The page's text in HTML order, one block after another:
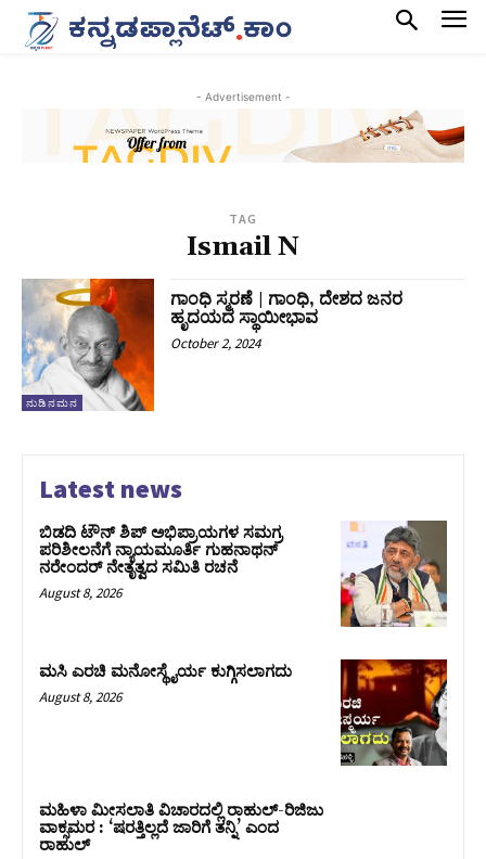
- Advertisement -
TAG
Ismail N
ನುಡಿನಮನ
ಗಾಂಧಿ ಸ್ಮರಣೆ | ಗಾಂಧಿ, ದೇಶದ ಜನರ
ಹೃದಯದ ಸ್ಥಾಯೀಭಾವ
October 2, 2024
Latest news
ಬಿಡದಿ ಟೌನ್ ಶಿಪ್ ಅಭಿಪ್ರಾಯಗಳ ಸಮಗ್ರ
ಪರಿಶೀಲನೆಗೆ ನ್ಯಾಯಮೂರ್ತಿ ಗುಹನಾಥನ್
ನರೇಂದರ್ ನೇತೃತ್ವದ ಸಮಿತಿ ರಚನೆ
August 8, 2026
ಮಸಿ ಎರಚಿ ಮನೋಸ್ಥೈರ್ಯ ಕುಗ್ಗಿಸಲಾಗದು
August 8, 2026
ಮಹಿಳಾ ಮೀಸಲಾತಿ ವಿಚಾರದಲ್ಲಿ ರಾಹುಲ್‌-ರಿಜಿಜು
ವಾಕ್ಸಮರ : ‘ಷರತ್ತಿಲ್ಲದೆ ಜಾರಿಗೆ ತನ್ನಿ’ ಎಂದ
ರಾಹುಲ್‌